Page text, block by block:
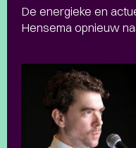
De energieke en
Hensema opnieuw